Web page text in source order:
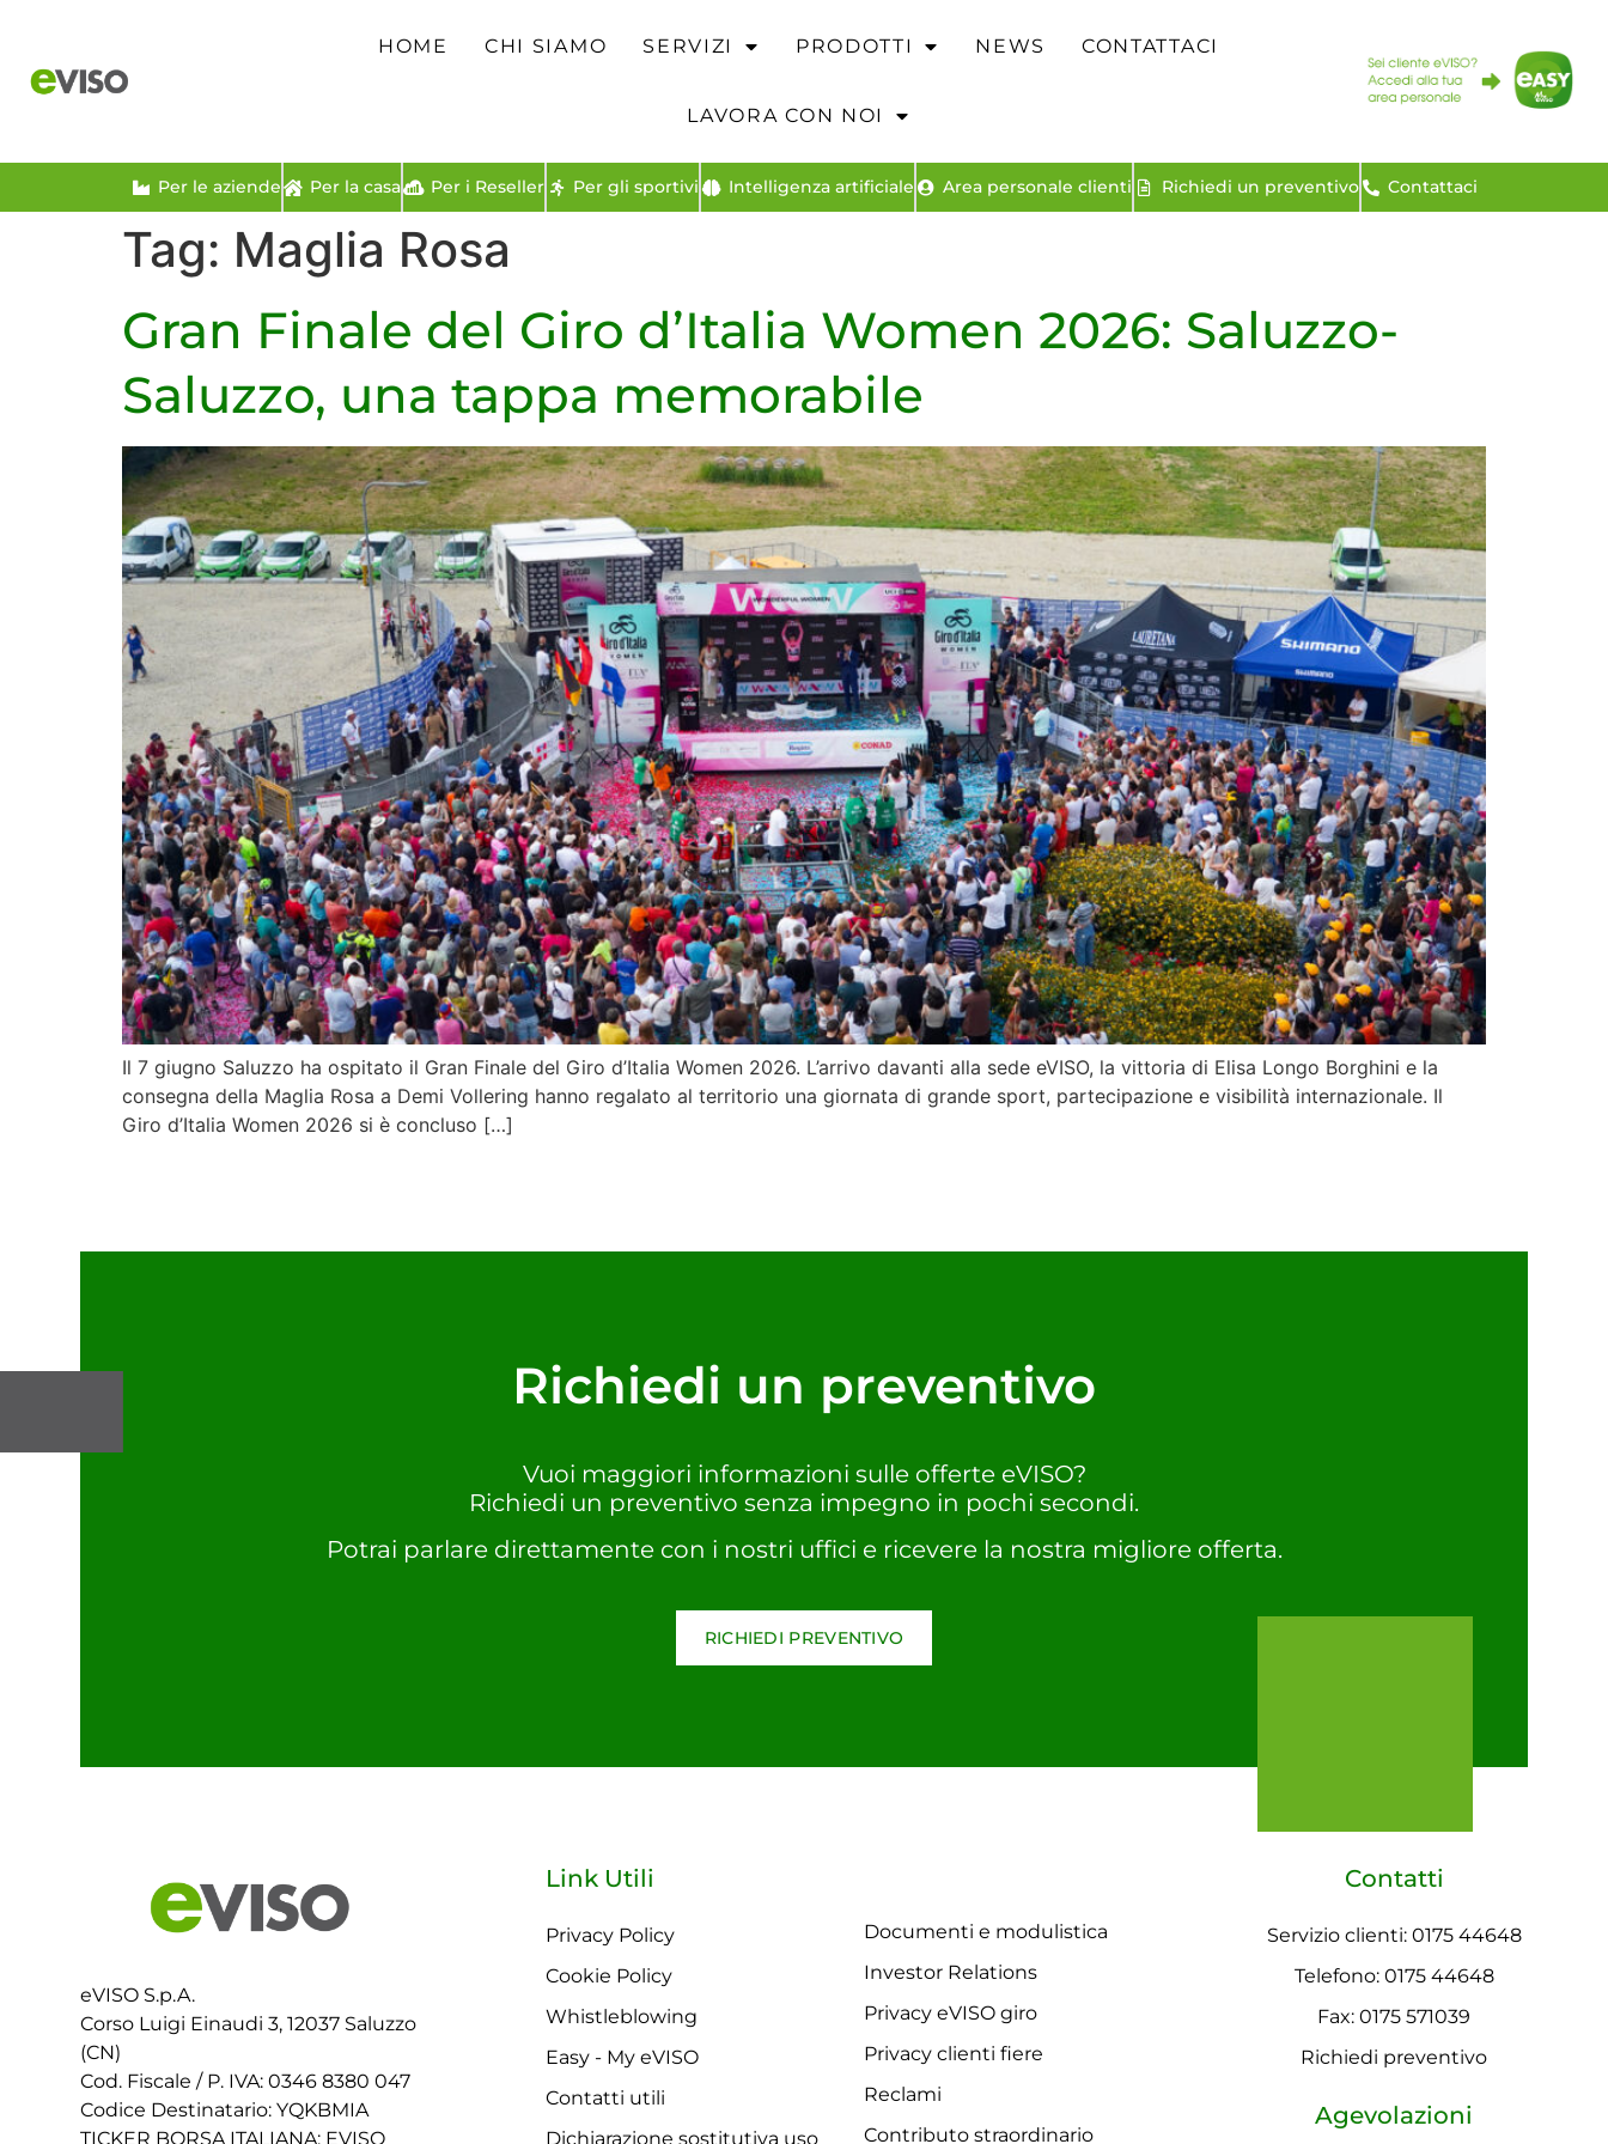
HOME CHI SIAMO SERVIZI PRODOTTI NEWS CONTATTACI
LAVORA CON NOI
Per le aziende Per la casa Per i Reseller Per gli sportivi Intelligenza artificiale Area personale clienti Richiedi un preventivo Contattaci
Tag: Maglia Rosa
Gran Finale del Giro d’Italia Women 2026: Saluzzo-
Saluzzo, una tappa memorabile
Il 7 giugno Saluzzo ha ospitato il Gran Finale del Giro d’Italia Women 2026. L’arrivo davanti alla sede eVISO, la vittoria di Elisa Longo Borghini e la
consegna della Maglia Rosa a Demi Vollering hanno regalato al territorio una giornata di grande sport, partecipazione e visibilità internazionale. Il
Giro d’Italia Women 2026 si è concluso […]
Richiedi un preventivo
Vuoi maggiori informazioni sulle offerte eVISO?
Richiedi un preventivo senza impegno in pochi secondi.
Potrai parlare direttamente con i nostri uffici e ricevere la nostra migliore offerta.
RICHIEDI PREVENTIVO
eVISO S.p.A.
Corso Luigi Einaudi 3, 12037 Saluzzo
(CN)
Cod. Fiscale / P. IVA: 0346 8380 047
Codice Destinatario: YQKBMIA
TICKER BORSA ITALIANA: EVISO
Link Utili
Privacy Policy
Cookie Policy
Whistleblowing
Easy - My eVISO
Contatti utili
Dichiarazione sostitutiva uso
Documenti e modulistica
Investor Relations
Privacy eVISO giro
Privacy clienti fiere
Reclami
Contributo straordinario
Contatti
Servizio clienti: 0175 44648
Telefono: 0175 44648
Fax: 0175 571039
Richiedi preventivo
Agevolazioni